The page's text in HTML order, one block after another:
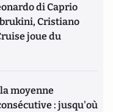
di Caprio
Cristiano
joue du
moyenne
: jusqu'où